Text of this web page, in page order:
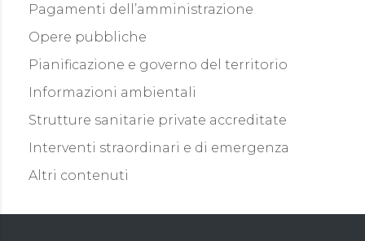
Pagamenti dell’amministrazione
Opere pubbliche
Pianificazione e governo del territorio
Informazioni ambientali
Strutture sanitarie private accreditate
Interventi straordinari e di emergenza
Altri contenuti